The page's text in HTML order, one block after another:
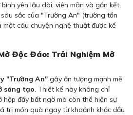
yên lâu dài, viên mãn và gắn kết.
sắc của "Trường An" (trường tồn
một câu chuyện nghệ thuật được kể
Độc Đáo: Trải Nghiệm Mở
"Trường An" gây ấn tượng mạnh mẽ
sáng tạo. Thiết kế này không chỉ
hộp đầy bất ngờ mà còn thể hiện sự
trị món quà ngay từ khoảnh khắc đầu